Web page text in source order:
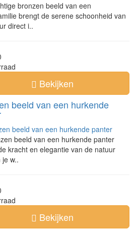
bronzen beeld van een
brengt de serene schoonheid van
direct i..
Bekijken
beeld van een hurkende
beeld van een hurkende panter
kracht en elegantie van de natuur
w..
Bekijken